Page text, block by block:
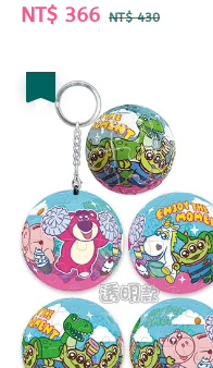
Sale
NT$ 366 Regular
NT$ 430